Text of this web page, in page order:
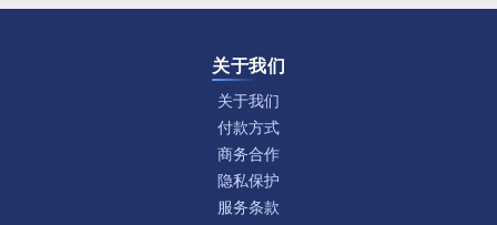
关于我们
关于我们
付款方式
商务合作
隐私保护
服务条款